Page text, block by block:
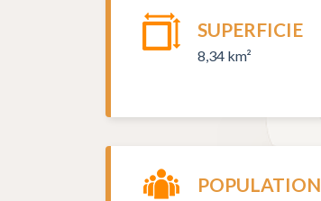
SUPERFICIE
8,34 km²
POPULATION